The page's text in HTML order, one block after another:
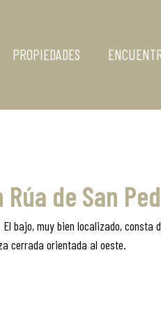
PROPIEDADES
de San
bajo, muy bien localizado,
cerrada orientada al oeste.